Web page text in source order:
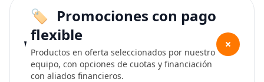
Promociones con pago
flexible
Productos en oferta seleccionados por nuestro
equipo, con opciones de cuotas y financiación
con aliados financieros.
+